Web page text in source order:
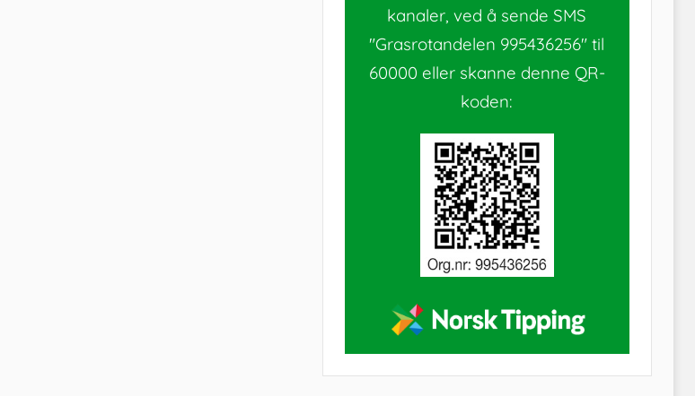
kanaler, ved å sende SMS
"Grasrotandelen 995436256" til
60000 eller skanne denne QR-
koden: